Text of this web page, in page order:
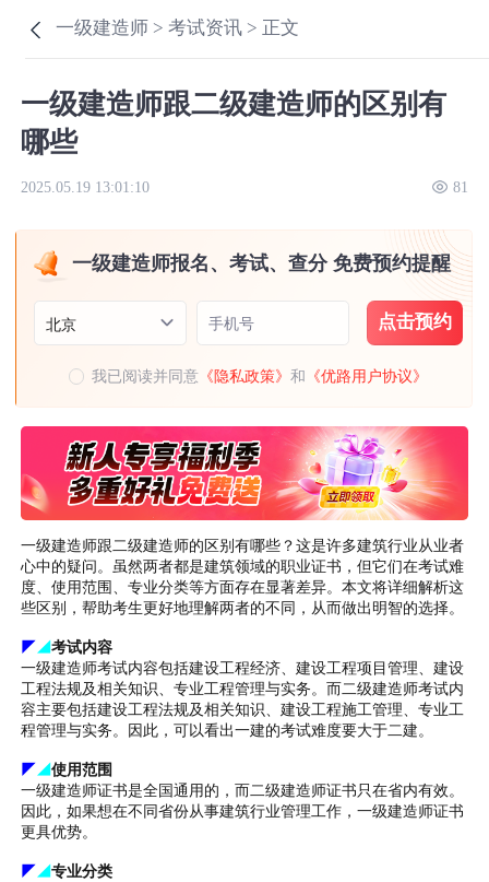
一级建造师 >考试资讯 > 正文
一级建造师跟二级建造师的区别有
哪些
2025.05.19 13:01:10 81
一级建造师报名、考试、查分 免费预约提醒
北京 手机号 点击预约
我已阅读并同意 《隐私政策》和 《优路用户协议》
一级建造师跟二级建造师的区别有哪些？这是许多建筑行业从业者
心中的疑问。虽然两者都是建筑领域的职业证书，但它们在考试难
度、使用范围、专业分类等方面存在显著差异。本文将详细解析这
些区别，帮助考生更好地理解两者的不同，从而做出明智的选择。
◤◢考试内容
一级建造师考试内容包括建设工程经济、建设工程项目管理、建设
工程法规及相关知识、专业工程管理与实务。而二级建造师考试内
容主要包括建设工程法规及相关知识、建设工程施工管理、专业工
程管理与实务。因此，可以看出一建的考试难度要大于二建。
◤◢使用范围
一级建造师证书是全国通用的，而二级建造师证书只在省内有效。
因此，如果想在不同省份从事建筑行业管理工作，一级建造师证书
更具优势。
◤◢专业分类